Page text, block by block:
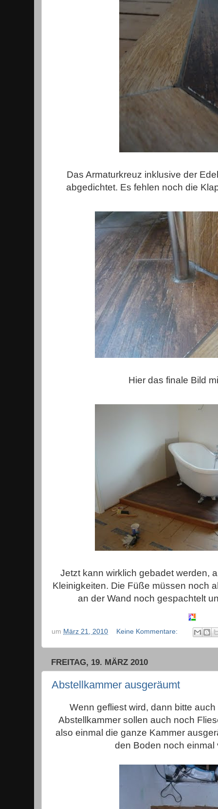
Das Armaturkreuz inklusive der
abgedichtet. Es fehlen noch die
Hier das finale Bild
Jetzt kann wirklich gebadet werden,
Kleinigkeiten. Die Füße müssen noch
an der Wand noch gespachtelt
um März 21, 2010 Keine Kommentare:
FREITAG, 19. MÄRZ 2010
Abstellkammer ausgeräumt
Wenn gefliest wird, dann bitte
Abstellkammer sollen auch noch
also einmal die ganze Kammer
den Boden noch einmal